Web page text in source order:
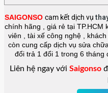
SAIGONSO cam kết dịch vụ
chính hãng , giá rẻ tại TP.HCM
viên , tài xế công nghệ ,
còn cung cấp dịch vụ sửa
đổi trả 1 đổi 1 trong 6 tháng
Liên hệ ngay với Saigonso